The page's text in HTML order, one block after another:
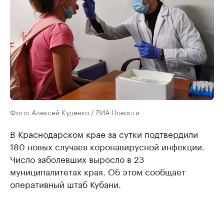
Фото: Алексей Куденко / РИА Новости
В Краснодарском крае за сутки подтвердили
180 новых случаев коронавирусной инфекции.
Число заболевших выросло в 23
муниципалитетах края. Об этом сообщает
оперативный штаб Кубани.